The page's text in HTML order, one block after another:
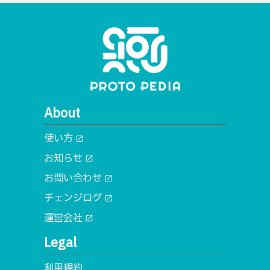
About
使い方 open_in_new
お知らせ open_in_new
お問い合わせ open_in_new
チェンジログ open_in_new
運営会社 open_in_new
Legal